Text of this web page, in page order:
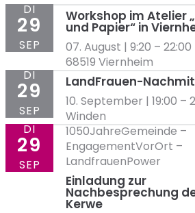
Workshop im Atelier
und Papier“ in
07. August | 9:20 – 22:00
68519 Viernheim
DI
29
SEP
LandFrauen-
10. September | 19:00 –
Winden
DI
29
SEP
Einladung zur
Nachbesprechung
Kerwe
1050JahreGemeinde –
EngagementVorOrt –
LandfrauenPower
DI
29
SEP